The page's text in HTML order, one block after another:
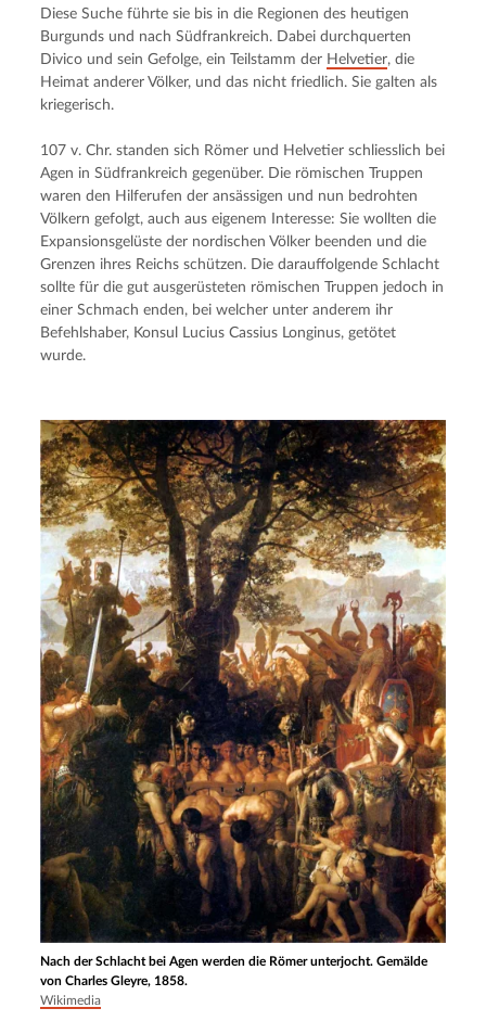
Diese Suche führte sie bis in die Regionen des heutigen
Burgunds und nach Südfrankreich. Dabei durchquerten
Divico und sein Gefolge, ein Teilstamm der Helvetier, die
Heimat anderer Völker, und das nicht friedlich. Sie galten als
kriegerisch.
107 v. Chr. standen sich Römer und Helvetier schliesslich bei
Agen in Südfrankreich gegenüber. Die römischen Truppen
waren den Hilferufen der ansässigen und nun bedrohten
Völkern gefolgt, auch aus eigenem Interesse: Sie wollten die
Expansionsgelüste der nordischen Völker beenden und die
Grenzen ihres Reichs schützen. Die darauffolgende Schlacht
sollte für die gut ausgerüsteten römischen Truppen jedoch in
einer Schmach enden, bei welcher unter anderem ihr
Befehlshaber, Konsul Lucius Cassius Longinus, getötet
wurde.
Nach der Schlacht bei Agen werden die Römer unterjocht. Gemälde
von Charles Gleyre, 1858.
Wikimedia